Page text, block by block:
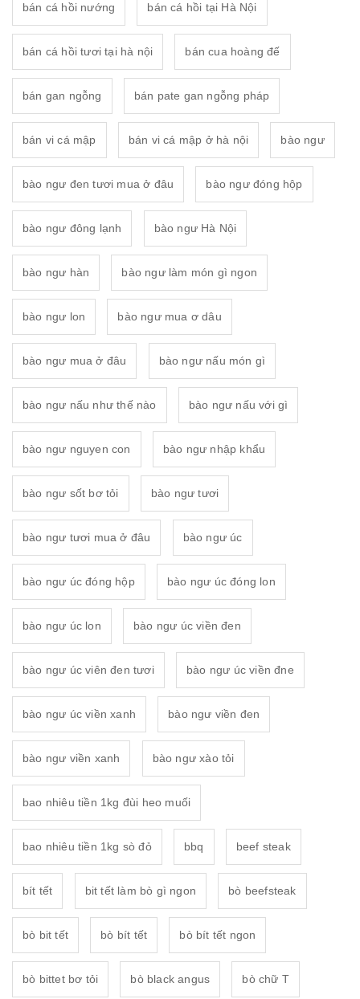
bán cá hồi nướng bán cá hồi tại Hà Nội
bán cá hồi tươi tại hà nội bán cua hoàng đế
bán gan ngỗng bán pate gan ngỗng pháp
bán vi cá mập bán vi cá mập ở hà nội bào ngư
bào ngư đen tươi mua ở đâu bào ngư đóng hộp
bào ngư đông lạnh bào ngư Hà Nội
bào ngư hàn bào ngư làm món gì ngon
bào ngư lon bào ngư mua ơ dâu
bào ngư mua ở đâu bào ngư nấu món gì
bào ngư nấu như thế nào bào ngư nấu với gì
bào ngư nguyen con bào ngư nhập khẩu
bào ngư sốt bơ tỏi bào ngư tươi
bào ngư tươi mua ở đâu bào ngư úc
bào ngư úc đóng hộp bào ngư úc đóng lon
bào ngư úc lon bào ngư úc viền đen
bào ngư úc viên đen tươi bào ngư úc viền đne
bào ngư úc viền xanh bào ngư viền đen
bào ngư viền xanh bào ngư xào tỏi
bao nhiêu tiền 1kg đùi heo muối
bao nhiêu tiền 1kg sò đỏ bbq beef steak
bít tết bit tết làm bò gì ngon bò beefsteak
bò bit tết bò bít tết bò bít tết ngon
bò bittet bơ tỏi bò black angus bò chữ T